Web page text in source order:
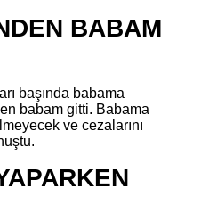
BABAM
başında babama
babam gitti. Babama
ve cezalarını